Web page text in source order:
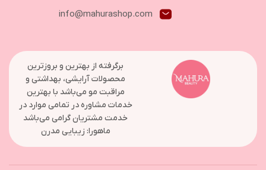
info@mahurashop.com
برگرفته از بهترین و بروزترین
محصولات آرایشی، بهداشتی و
مراقبت مو می‌باشد با بهترین
خدمات مشاوره در تمامی موارد در
خدمت مشتریان گرامی می‌باشد
ماهورا: زیبایی مدرن